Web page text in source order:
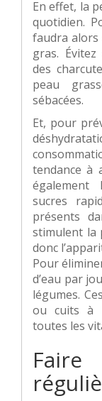
En effet, la
quotidien.
faudra alors
gras. Évitez
des
peau
sébacées.
Et, pour
tendance à
également
sucres
présents
stimulent la
donc
Pour
d’eau par
légumes.
ou cuits à
toutes les